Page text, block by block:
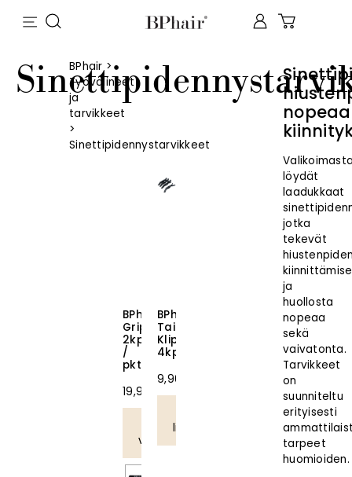
BPhair>
Työvälineet
ja
tarvikkeet
>
Sinettipidennystarvikkeet
BPhair
Grip
2kpl
/
pkt
19,90
€
Valitse
vaihtoehdoista
BPhair
Taittuvat
Klipsit
4kpl/pkt
9,90
lisää
löydät
laadukkaat
jotka
tekevät
ja
huollosta
nopeaa
sekä
vaivatonta.
Tarvikkeet
on
suunniteltu
erityisesti
tarpeet
huomioiden.